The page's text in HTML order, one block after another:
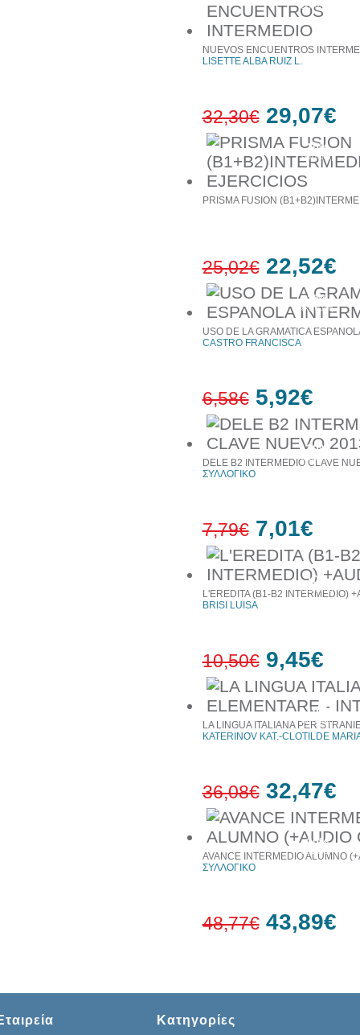
έκπτωση
10%
έκπτωση
NUEVOS ENCUENTROS
LISETTE ALBA RUIZ L.
32,30€ 29,07€
10%
έκπτωση
PRISMA FUSION
25,02€ 22,52€
10%
έκπτωση
USO DE LA GRAMATICA
CASTRO FRANCISCA
6,58€ 5,92€
10%
έκπτωση
DELE B2 INTERMEDIO CLAVE
ΣΥΛΛΟΓΙΚΟ
7,79€ 7,01€
10%
έκπτωση
L'EREDITA (B1-B2 INTERMEDIO)
BRISI LUISA
10,50€ 9,45€
10%
έκπτωση
LA LINGUA ITALIANA PER
KATERINOV KAT.-CLOTILDE
36,08€ 32,47€
AVANCE INTERMEDIO ALUMNO
ΣΥΛΛΟΓΙΚΟ
48,77€ 43,89€
Κατηγορίες